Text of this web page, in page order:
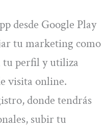
desde Google Play
tu marketing como
tu perfil y utiliza
visita online.
donde tendrás
subir tu